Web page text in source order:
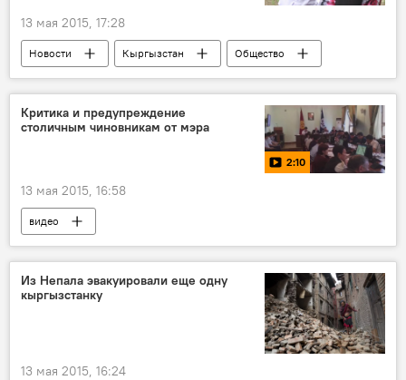
13 мая 2015, 17:28
Новости Кыргызстан
Общество
Происшествия
Бишкек
Валентина Пермякова
автобус
Критика и предупреждение
столичным чиновникам от мэра
2:10
13 мая 2015, 16:58
видео
Из Непала эвакуировали еще одну
кыргызстанку
13 мая 2015, 16:24